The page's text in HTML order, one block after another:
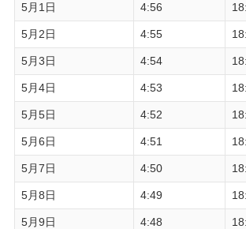
5月1日 4:56
5月2日 4:55
5月3日 4:54
5月4日 4:53
5月5日 4:52
5月6日 4:51
5月7日 4:50
5月8日 4:49
5月9日 4:48